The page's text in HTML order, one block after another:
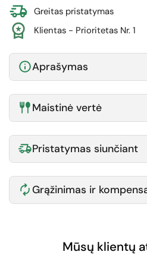
Greitas pristatymas
Klientas - Prioritetas Nr. 1
Aprašymas
Maistinė vertė
Pristatymas siunčiant
Grąžinimas ir
Mūsų klientų